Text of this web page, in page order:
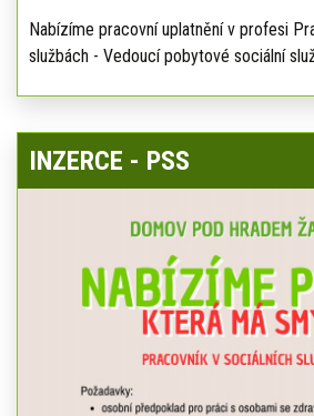
Nabízíme pracovní uplatnění v profesi
službách - Vedoucí pobytové sociální
INZERCE - PSS